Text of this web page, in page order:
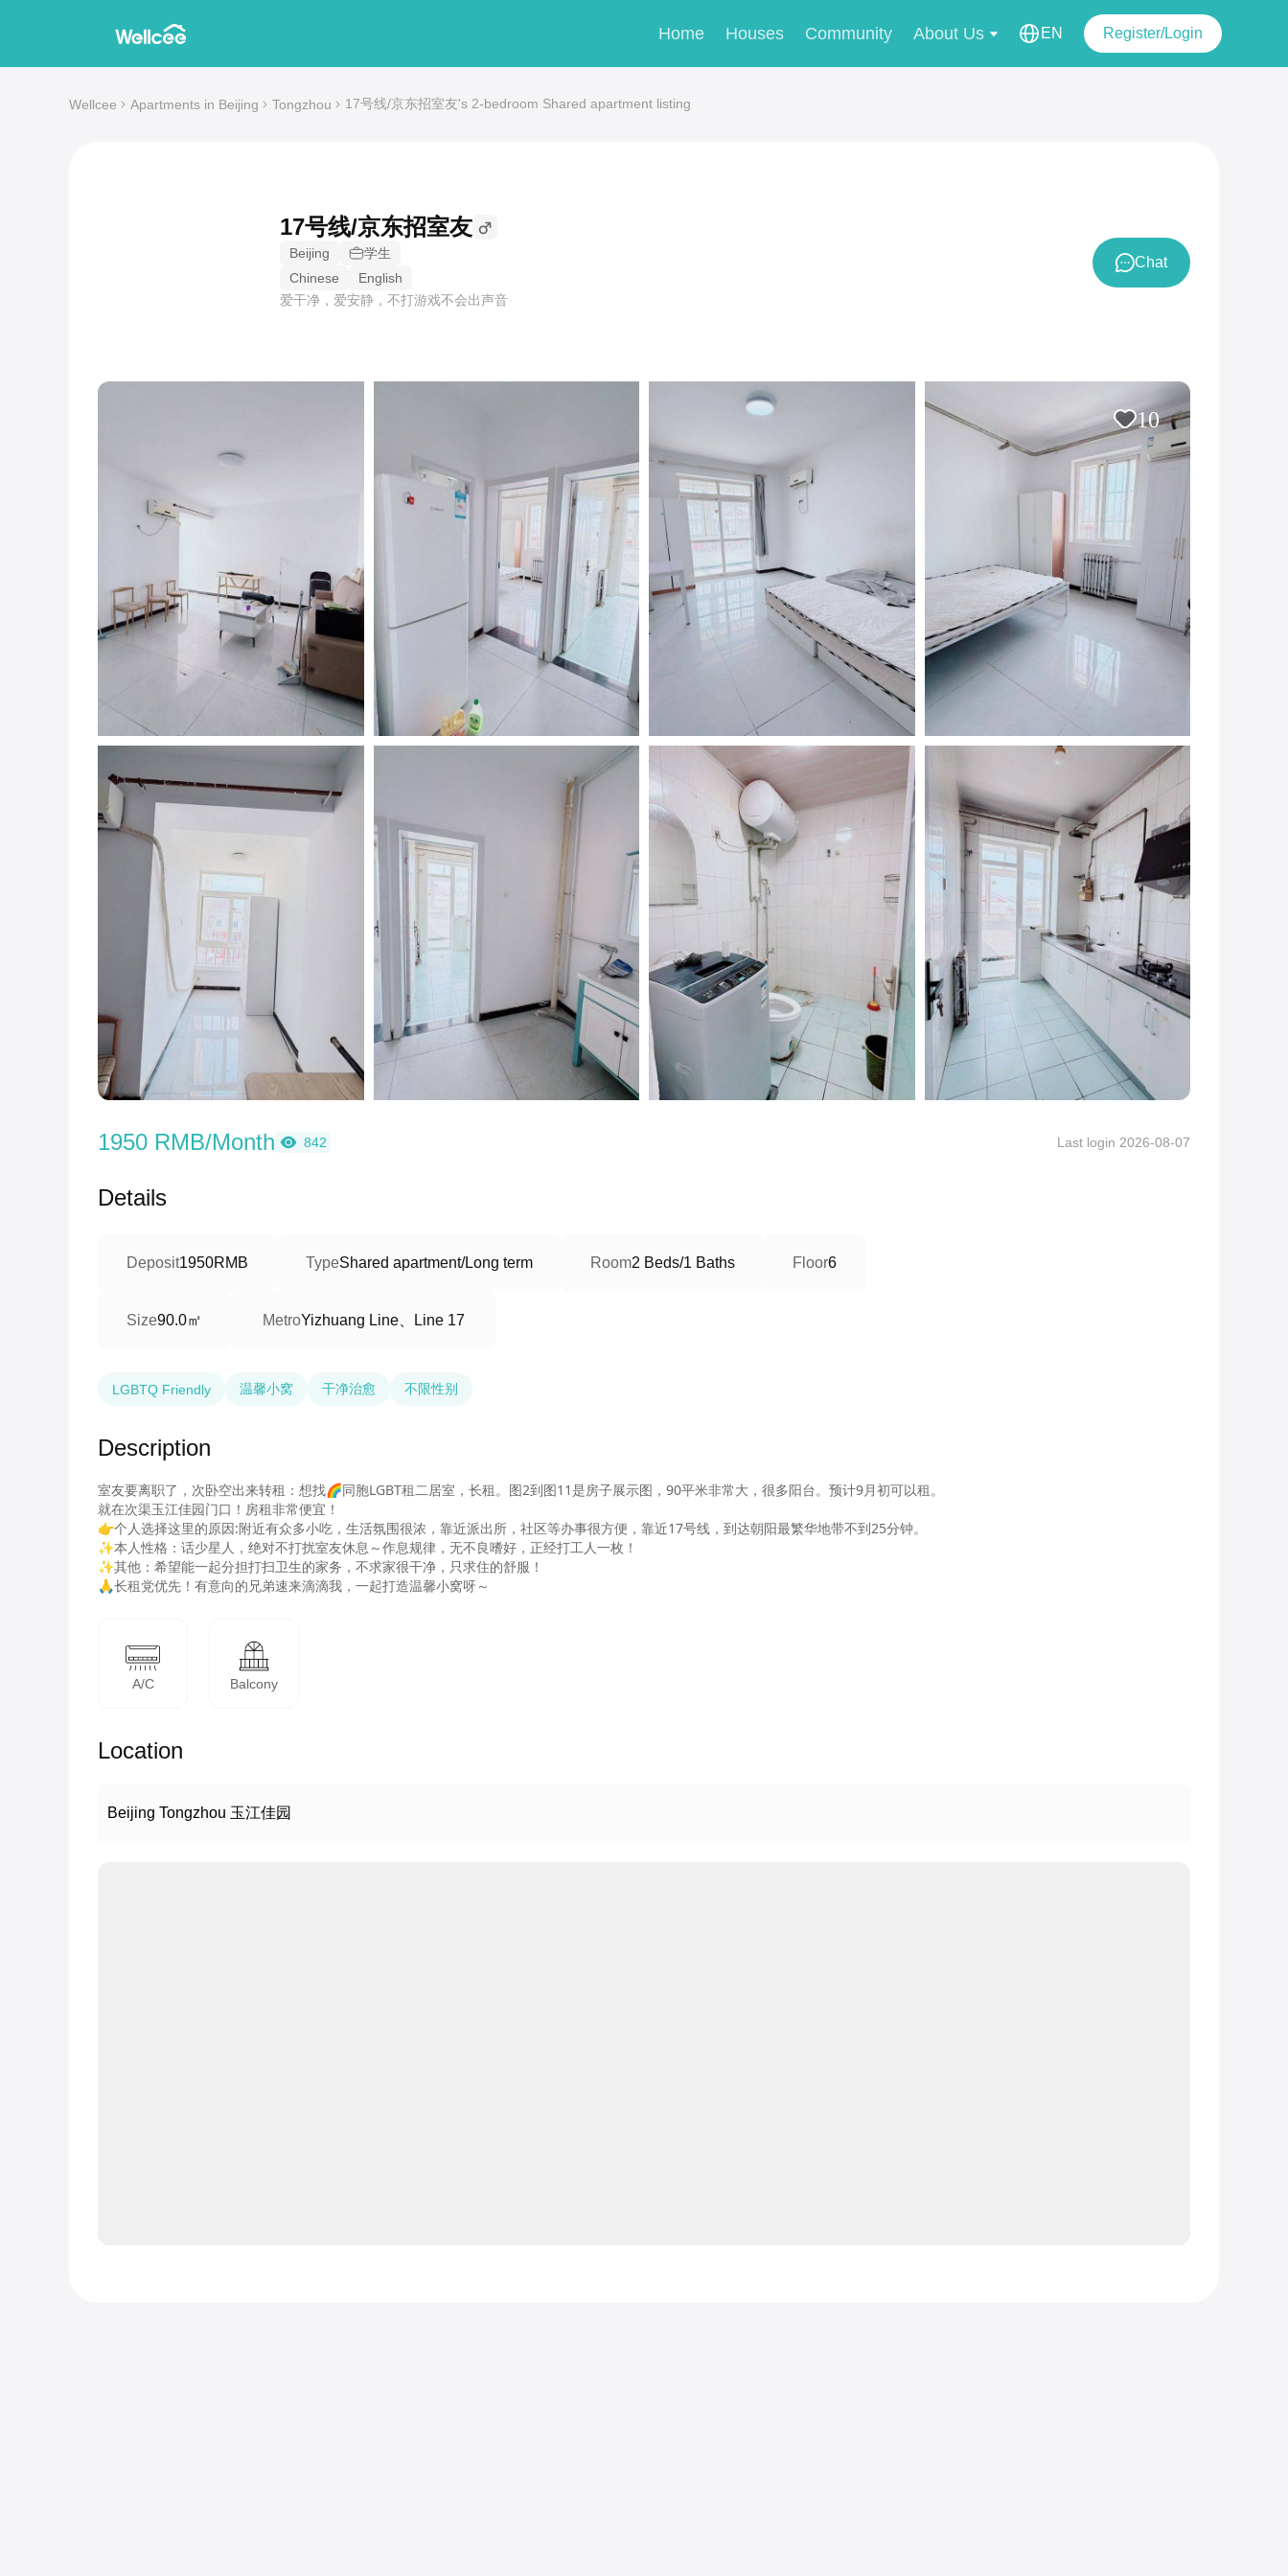
Home Houses Community About Us EN Register/Login
Wellcee Apartments in Beijing Tongzhou 17号线/京东招室友's 2-bedroom Shared apartment listing
17号线/京东招室友
Beijing
学生
Chinese
English
爱干净，爱安静，不打游戏不会出声音
Chat
10
1950 RMB/Month 842 Last login 2026-08-07
Details
Deposit1950RMB TypeShared apartment/Long term Room2 Beds/1 Baths Floor6
Size90.0㎡ MetroYizhuang Line、Line 17
LGBTQ Friendly 温馨小窝 干净治愈 不限性别
Description
室友要离职了，次卧空出来转租：想找🌈同胞LGBT租二居室，长租。图2到图11是房子展示图，90平米非常大，很多阳台。预计9月初可以租。
就在次渠玉江佳园门口！房租非常便宜！
👉个人选择这里的原因:附近有众多小吃，生活氛围很浓，靠近派出所，社区等办事很方便，靠近17号线，到达朝阳最繁华地带不到25分钟。
✨本人性格：话少星人，绝对不打扰室友休息～作息规律，无不良嗜好，正经打工人一枚！
✨其他：希望能一起分担打扫卫生的家务，不求家很干净，只求住的舒服！
🙏长租党优先！有意向的兄弟速来滴滴我，一起打造温馨小窝呀～
A/C Balcony
Location
Beijing Tongzhou 玉江佳园